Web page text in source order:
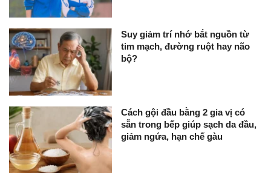
Suy giảm trí nhớ bắt nguồn từ
tim mạch, đường ruột hay não
bộ?
Cách gội đầu bằng 2 gia vị có
sẵn trong bếp giúp sạch da đầu,
giảm ngứa, hạn chế gàu